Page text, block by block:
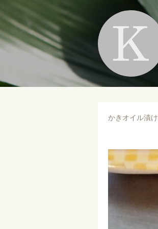
かきオイル漬け